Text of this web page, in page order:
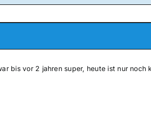
bis vor 2 jahren super, heute ist nur noch